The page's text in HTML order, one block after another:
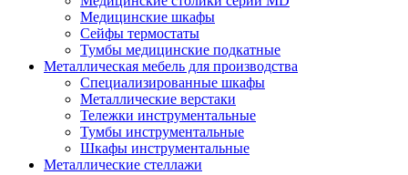
Медицинские шкафы
Сейфы термостаты
Тумбы медицинские подкатные
Металлическая мебель для производства
Cпециализированные шкафы
Металлические верстаки
Тележки инструментальные
Тумбы инструментальные
Шкафы инструментальные
Металлические стеллажи